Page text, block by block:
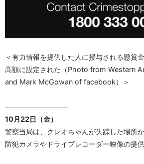
＜有力情報を提供した人に授与される懸賞
高額に設定された（Photo from Western
and Mark McGowan of facebook）＞
—————————
10月22日（金）
警察当局は、クレオちゃんが失踪した場所
防犯カメラやドライブレコーダー映像の提供